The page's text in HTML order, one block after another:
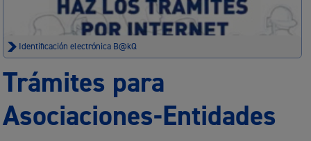
Identificación electrónica B@kQ
Trámites para
Asociaciones-Entidades